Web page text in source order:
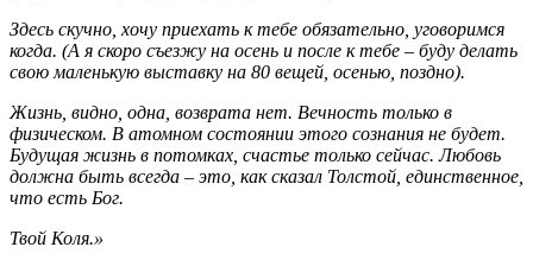
Здесь скучно, хочу приехать к тебе обязательно, уговоримся
когда. (А я скоро съезжу на осень и после к тебе – буду делать
свою маленькую выставку на 80 вещей, осенью, поздно).
Жизнь, видно, одна, возврата нет. Вечность только в
физическом. В атомном состоянии этого сознания не будет.
Будущая жизнь в потомках, счастье только сейчас. Любовь
должна быть всегда – это, как сказал Толстой, единственное,
что есть Бог.
Твой Коля.»